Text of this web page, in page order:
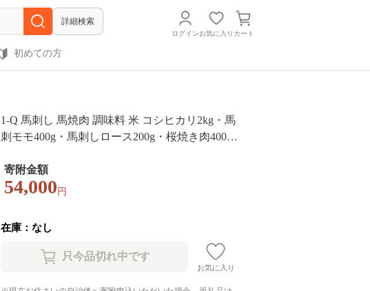
詳細検索
ログインお気に入り カート
初めての方
1-Q 馬刺し 馬焼肉 調味料 米 コシヒカリ2kg・馬
刺モモ400g・馬刺しロース200g・桜焼き肉400
そさらら300g・にしん山椒漬け3本・鶏卵10個セ
ット | 国産 国産馬刺し 会津馬刺しロース 馬ユッ
寄附金額
54,000 円
在庫：なし
お気に入り